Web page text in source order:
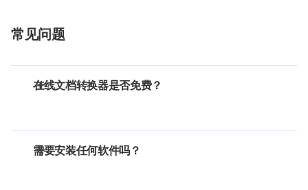
常见问题
在线文档转换器是否免费？
需要安装任何软件吗？